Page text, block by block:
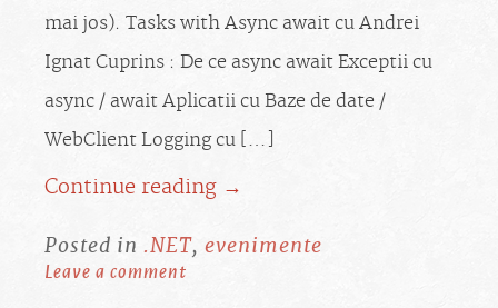
mai jos). Tasks with Async await cu Andrei
Ignat Cuprins : De ce async await Exceptii cu
async / await Aplicatii cu Baze de date /
WebClient Logging cu […]
Continue reading →
Posted in .NET, evenimente
Leave a comment